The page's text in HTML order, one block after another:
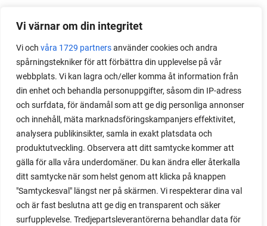
Vi värnar om din integritet
Vi och våra 1729 partnersanvänder cookies och andra
spårningstekniker för att förbättra din upplevelse på vår
webbplats. Vi kan lagra och/eller komma åt information från
din enhet och behandla personuppgifter, såsom din IP-adress
och surfdata, för ändamål som att ge dig personliga annonser
och innehåll, mäta marknadsföringskampanjers effektivitet,
analysera publikinsikter, samla in exakt platsdata och
produktutveckling. Observera att ditt samtycke kommer att
gälla för alla våra underdomäner. Du kan ändra eller återkalla
ditt samtycke när som helst genom att klicka på knappen
"Samtyckesval" längst ner på skärmen. Vi respekterar dina val
och är fast beslutna att ge dig en transparent och säker
surfupplevelse. Tredjepartsleverantörerna behandlar data för